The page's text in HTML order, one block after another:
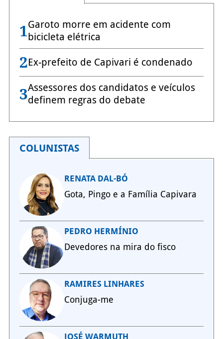
1Garoto morre em acidente com
bicicleta elétrica
2Ex-prefeito de Capivari é condenado
3Assessores dos candidatos e veículos
definem regras do debate
COLUNISTAS
RENATA DAL-BÓ
Gota, Pingo e a Família Capivara
PEDRO HERMÍNIO
Devedores na mira do fisco
RAMIRES LINHARES
Conjuga-me
JOSÉ WARMUTH